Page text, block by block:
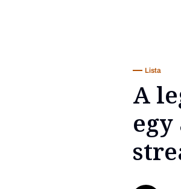
Lista
A